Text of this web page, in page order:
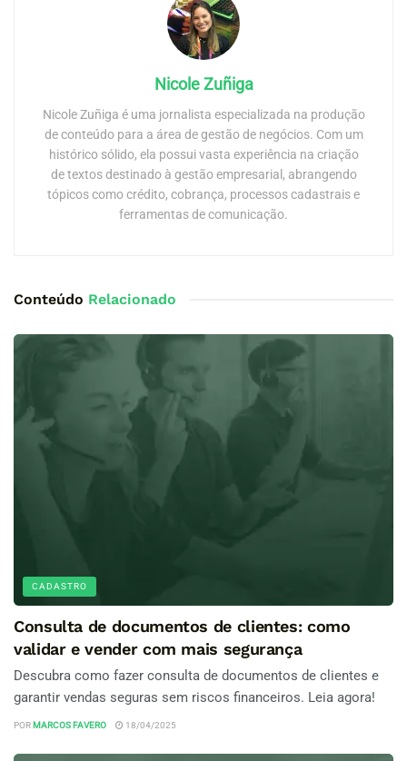
Nicole Zuñiga
Nicole Zuñiga é uma jornalista especializada na produção
de conteúdo para a área de gestão de negócios. Com um
histórico sólido, ela possui vasta experiência na criação
de textos destinado à gestão empresarial, abrangendo
tópicos como crédito, cobrança, processos cadastrais e
ferramentas de comunicação.
Conteúdo Relacionado
CADASTRO
Consulta de documentos de clientes: como
validar e vender com mais segurança
Descubra como fazer consulta de documentos de clientes e
garantir vendas seguras sem riscos financeiros. Leia agora!
POR MARCOS FAVERO 18/04/2025